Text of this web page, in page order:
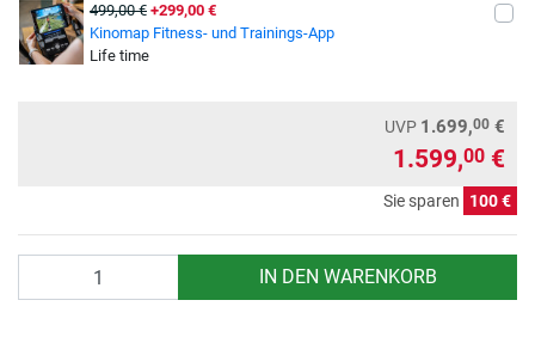
499,00 € +299,00 €
Kinomap Fitness- und Trainings-App
Life time
UVP 1.699,00 €
1.599,00 €
Sie sparen 100 €
IN DEN WARENKORB